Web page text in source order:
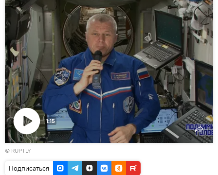
Воспроизвести
видео
1:15
© RUPTLY
Подписаться